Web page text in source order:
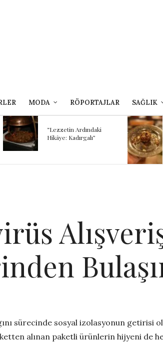
MODA RÖPORTAJLAR SAĞLIK
Binlerce Yıllık Bir Sofra:
Şef Kayhan Tarhan ile
sürecinde sosyal izolasyonun getirisi
alınan paketli ürünlerin hijyeni de